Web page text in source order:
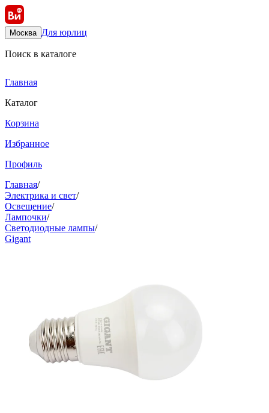
Москва Для юрлиц
Поиск в каталоге
Главная
Каталог
Корзина
Избранное
Профиль
Главная/
Электрика и свет/
Освещение/
Лампочки/
Светодиодные лампы/
Gigant